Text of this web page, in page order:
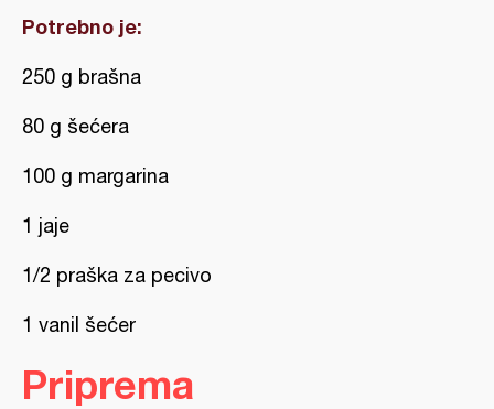
Potrebno je:
250 g brašna
80 g šećera
100 g margarina
1 jaje
1/2 praška za pecivo
1 vanil šećer
Priprema